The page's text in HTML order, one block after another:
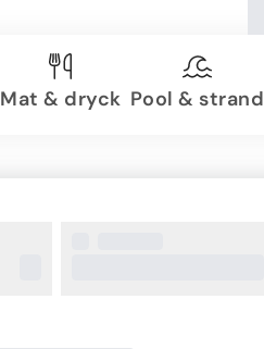
Mat & dryck Pool & strand